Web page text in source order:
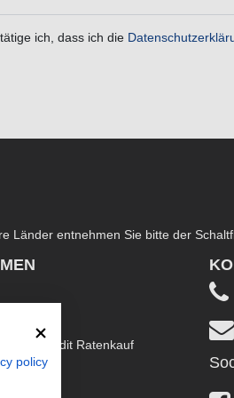
ich, dass ich die
Länder entnehmen Sie bitte der
EasyCredit Ratenkauf
policy